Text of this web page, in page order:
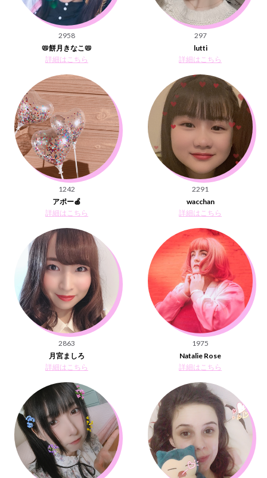
2958
📛餅月きなこ📛
詳細はこちら
297
lutti
詳細はこちら
1242
アポー🍎
詳細はこちら
2291
wacchan
詳細はこちら
2863
月宮ましろ
詳細はこちら
1975
Natalie Rose
詳細はこちら